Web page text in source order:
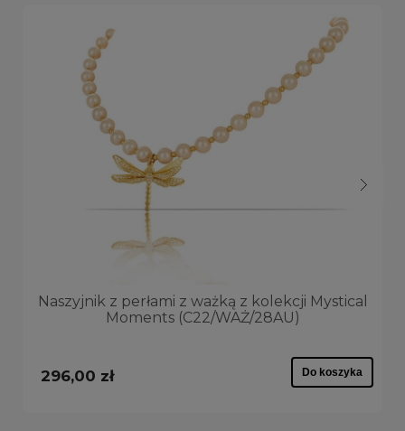
Naszyjnik z perłami z ważką z kolekcji Mystical
Moments (C22/WAŻ/28AU)
296,00 zł Do koszyka